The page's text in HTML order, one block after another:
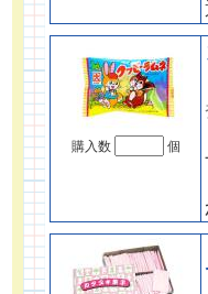
購入数 個